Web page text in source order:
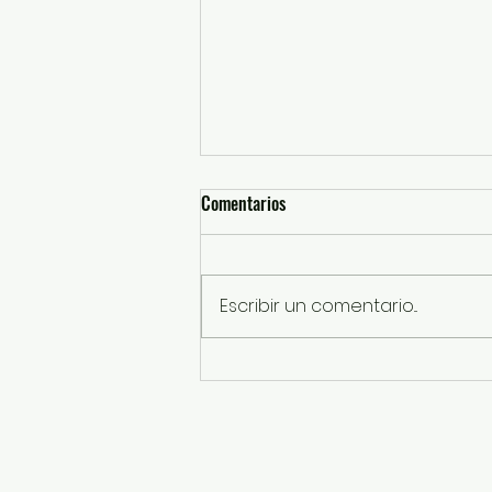
Entrega GEM sillas de ruedas y
Comentarios
Escribir un comentario...